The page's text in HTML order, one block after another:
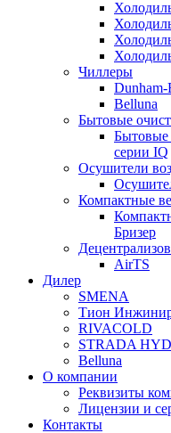
Чиллеры
Dunham-
Belluna
Бытовые
Бытовые
серии IQ
Осушители
Компактные
Бризер
AirTS
Дилер
SMENA
Тион
RIVACOLD
STRADA
Belluna
О компании
Реквизиты
Лицензии и
Контакты